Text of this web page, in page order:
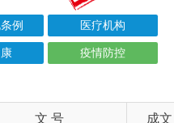
疫情防控
型冠状病毒感染实施“乙类乙管”
2022-12-30